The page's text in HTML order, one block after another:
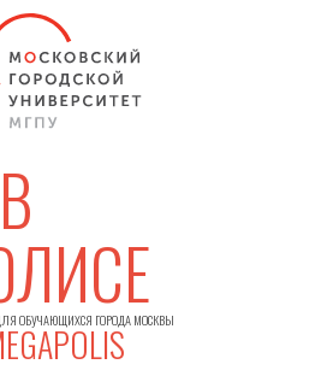
ОБУЧАЮЩИХСЯ ГОРОДА МОСКВЫ